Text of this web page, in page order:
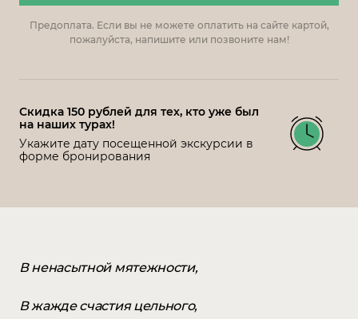
В ненасытной мятежности,
В жажде счастия цельного,
Предоплата. Если вы не можете оплатить на сайте картой,
пожалуйста, напишите или позвоните нам!
Скидка 150 рублей для тех, кто уже был
на наших турах!
Укажите дату посещенной экскурсии в
форме бронирования